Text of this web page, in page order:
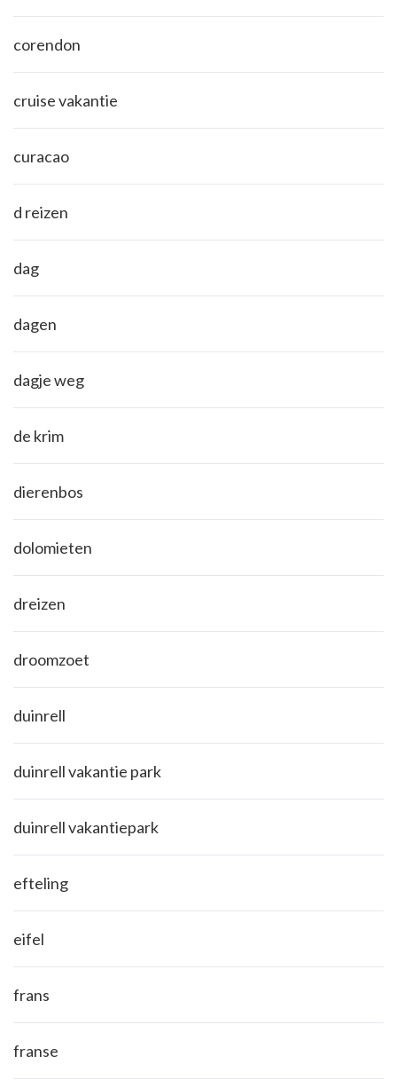
corendon
cruise vakantie
curacao
d reizen
dag
dagen
dagje weg
de krim
dierenbos
dolomieten
dreizen
droomzoet
duinrell
duinrell vakantie park
duinrell vakantiepark
efteling
eifel
frans
franse